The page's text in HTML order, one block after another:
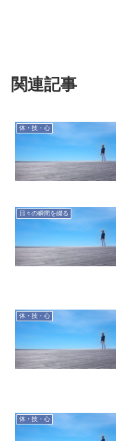
関連記事
体・技・心
日々の瞬間を綴る
体・技・心
体・技・心